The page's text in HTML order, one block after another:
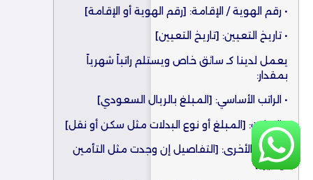
• رقم الهوية / الإقامة: [رقم الهوية أو الإقامة]
• تاريخ التعيين: [تاريخ التعيين]
يعمل لدينا كـ سائق خاص ويستلم راتباً شهرياً
بمقدار:
• الراتب الأساسي: [المبلغ بالريال السعودي]
• البدلات: [المبلغ أو نوع البدلات مثل سكن أو نقل]
• المزايا الأخرى: [التفاصيل إن وجدت مثل التأمين
أو غيره]